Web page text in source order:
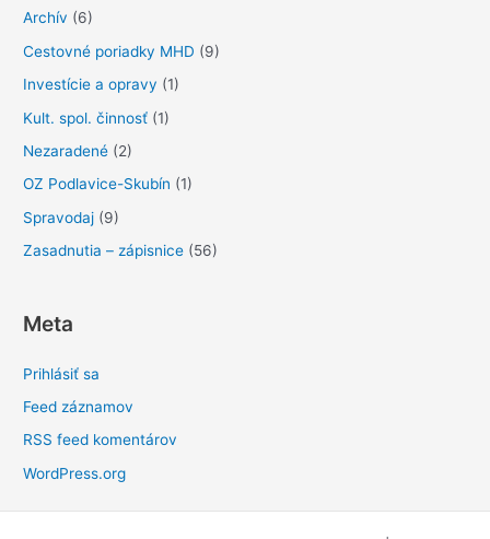
Archív (6)
Cestovné poriadky MHD (9)
Investície a opravy (1)
Kult. spol. činnosť (1)
Nezaradené (2)
OZ Podlavice-Skubín (1)
Spravodaj (9)
Zasadnutia – zápisnice (56)
Meta
Prihlásiť sa
Feed záznamov
RSS feed komentárov
WordPress.org